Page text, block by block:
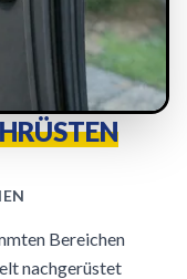
Bereichen
nachgerüstet